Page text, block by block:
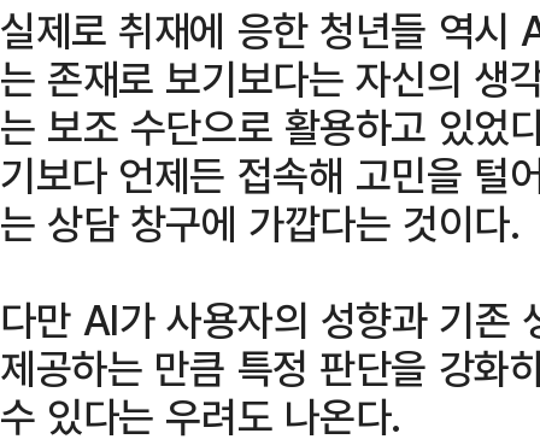
실제로 취재에 응한 청년들 역시
는 존재로 보기보다는 자신의 생
는 보조 수단으로 활용하고 있었
기보다 언제든 접속해 고민을 털
는 상담 창구에 가깝다는 것이다.
다만 AI가 사용자의 성향과 기존
제공하는 만큼 특정 판단을 강화
수 있다는 우려도 나온다.